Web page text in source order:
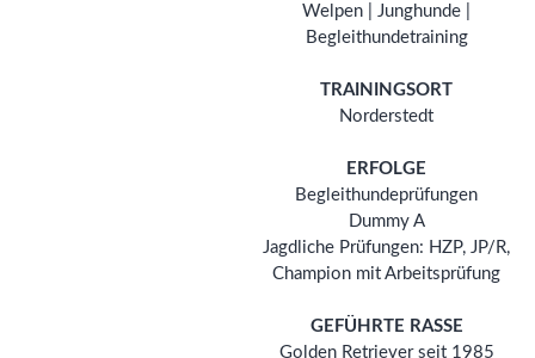
Welpen | Junghunde |
Begleithundetraining
TRAININGSORT
Norderstedt
ERFOLGE
Begleithundeprüfungen
Dummy A
Jagdliche Prüfungen: HZP, JP/R,
Champion mit Arbeitsprüfung
GEFÜHRTE RASSE
Golden Retriever seit 1985